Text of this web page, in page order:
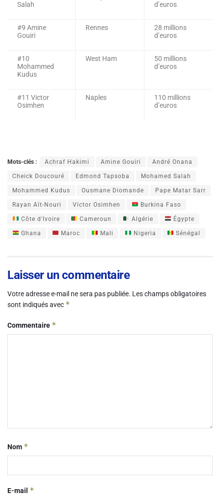
Salah
d’euros
#9 Amine
Gouiri
Rennes
28 millions
d’euros
#10
Mohammed
Kudus
West Ham
50 millions
d’euros
#11 Victor
Osimhen
Naples
110 millions
d’euros
Mots-clés : Achraf Hakimi Amine Gouiri André Onana
Cheick Doucouré Edmond Tapsoba Mohamed Salah
Mohammed Kudus Ousmane Diomande Pape Matar Sarr
Rayan Aït-Nouri Victor Osimhen Burkina Faso
Côte d'Ivoire Cameroun Algérie Égypte
Ghana Maroc Mali Nigeria Sénégal
Laisser un commentaire
Votre adresse e-mail ne sera pas publiée. Les champs obligatoires
sont indiqués avec *
Commentaire *
Nom *
E-mail *